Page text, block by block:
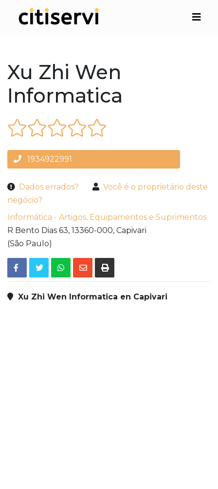
Xu Zhi Wen
Informatica
1934922991
Dados errados?
Você é o proprietário deste
negócio?
Informática - Artigos, Equipamentos e Suprimentos
R Bento Dias 63, 13360-000, Capivari
(São Paulo)
Xu Zhi Wen Informatica en Capivari